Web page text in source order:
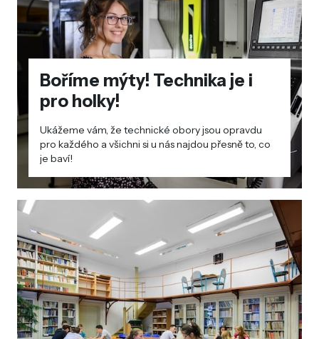
Boříme mýty! Technika je i
pro holky!
Ukážeme vám, že technické obory jsou opravdu
pro každého a všichni si u nás najdou přesně to, co
je baví!